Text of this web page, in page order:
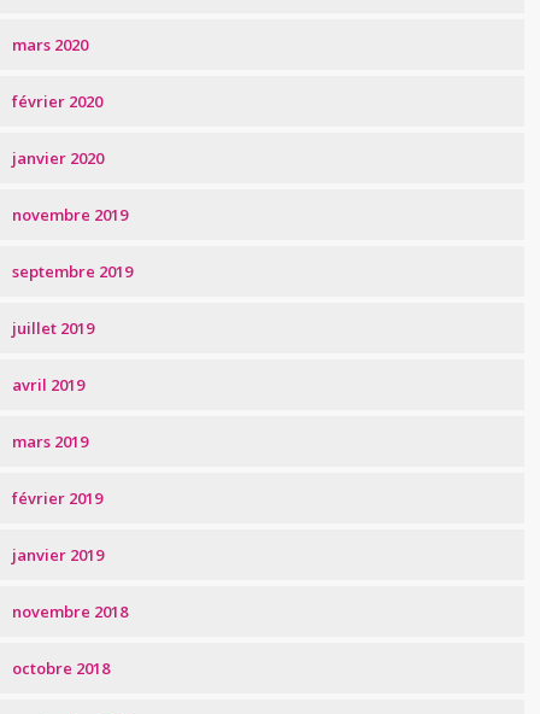
mars 2020
février 2020
janvier 2020
novembre 2019
septembre 2019
juillet 2019
avril 2019
mars 2019
février 2019
janvier 2019
novembre 2018
octobre 2018